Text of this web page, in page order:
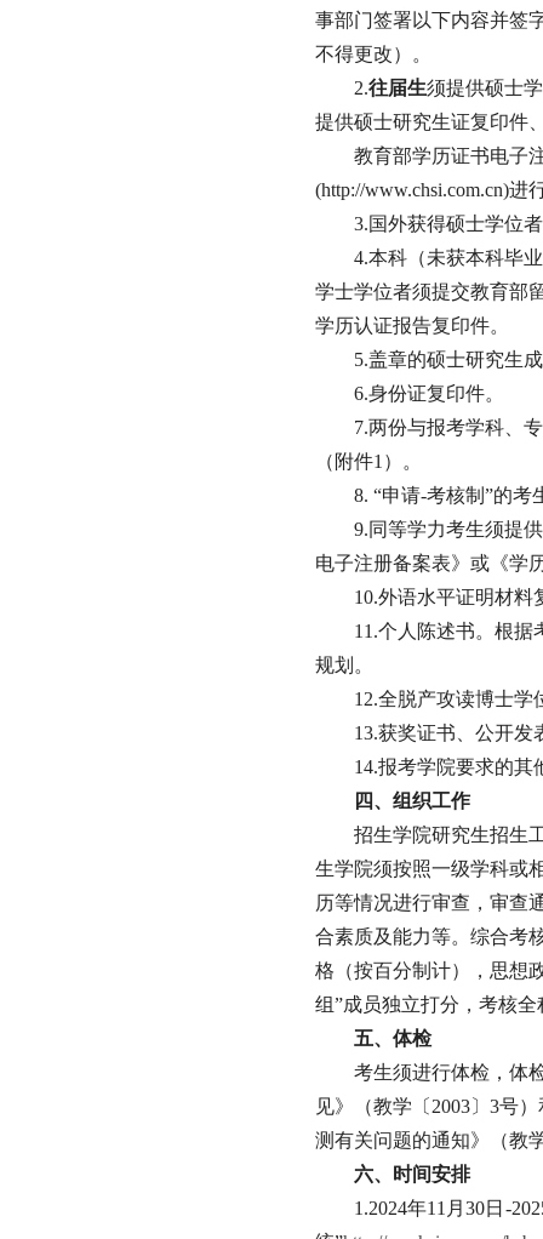
事部门签署以下内容并签
不得更改）。
2.往届生须提供硕士
提供硕士研究生证复印件
教育部学历证书电子
(http://www.chsi.com.cn)进
3.国外获得硕士学位
4.本科（未获本科毕
学士学位者须提交教育部
学历认证报告复印件。
5.盖章的硕士研究生
6.身份证复印件。
7.两份与报考学科、
（附件1）。
8. “申请-考核制”的
9.同等学力考生须提
电子注册备案表》或《学
10.外语水平证明材料
11.个人陈述书。根
规划。
12.全脱产攻读博士学
13.获奖证书、公开
14.报考学院要求的其
四、组织工作
招生学院研究生招生
生学院须按照一级学科或
历等情况进行审查，审查
合素质及能力等。综合考
格（按百分制计），思想
组”成员独立打分，考核
五、体检
考生须进行体检，体
见》（教学〔2003〕3号
测有关问题的通知》（教
六、时间安排
1.2024年11月30日-